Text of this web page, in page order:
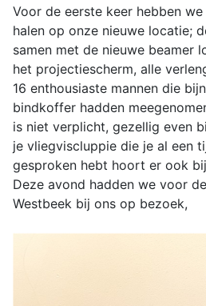
Voor de eerste keer hebben
halen op onze nieuwe locatie;
samen met de nieuwe beamer
het projectiescherm, alle
16 enthousiaste mannen die
bindkoffer hadden
is niet verplicht, gezellig even
je vliegviscluppie die je al een
gesproken hebt hoort er ook
Deze avond hadden we voor
Westbeek bij ons op bezoek,